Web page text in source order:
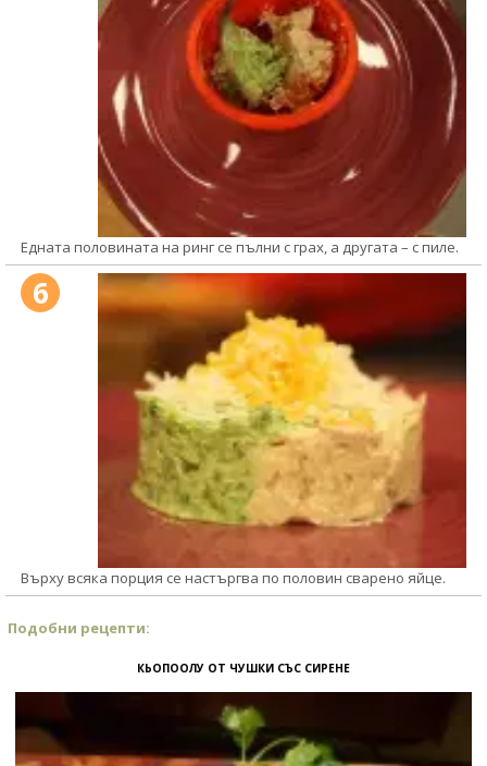
Едната половината на ринг се пълни с грах, а другата – с пиле.
6
Върху всяка порция се настъргва по половин сварено яйце.
Подобни рецепти:
КЬОПООЛУ ОТ ЧУШКИ СЪС СИРЕНЕ